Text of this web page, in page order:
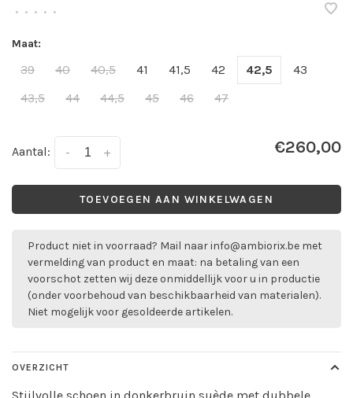
• • • • •
Maat:
39 40 40,5 41 41,5 42 42,5
43
43,5
44 44,5 45 46 47
Aantal: +
- €260,00
TOEVOEGEN AAN WINKELWAGEN
Product niet in voorraad? Mail naarinfo@ambiorix.be met
vermelding van product en maat: na betaling van een
voorschot zetten wij deze onmiddellijk voor u in productie
(onder voorbehoud van beschikbaarheid van materialen).
Niet mogelijk voor gesoldeerde artikelen.
OVERZICHT